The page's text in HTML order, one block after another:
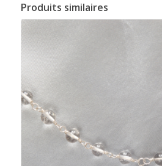
Produits similaires